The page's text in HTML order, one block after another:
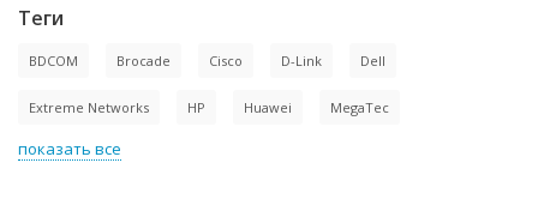
Теги
BDCOM Brocade Cisco D-Link Dell
Extreme Networks HP Huawei MegaTec
показать все